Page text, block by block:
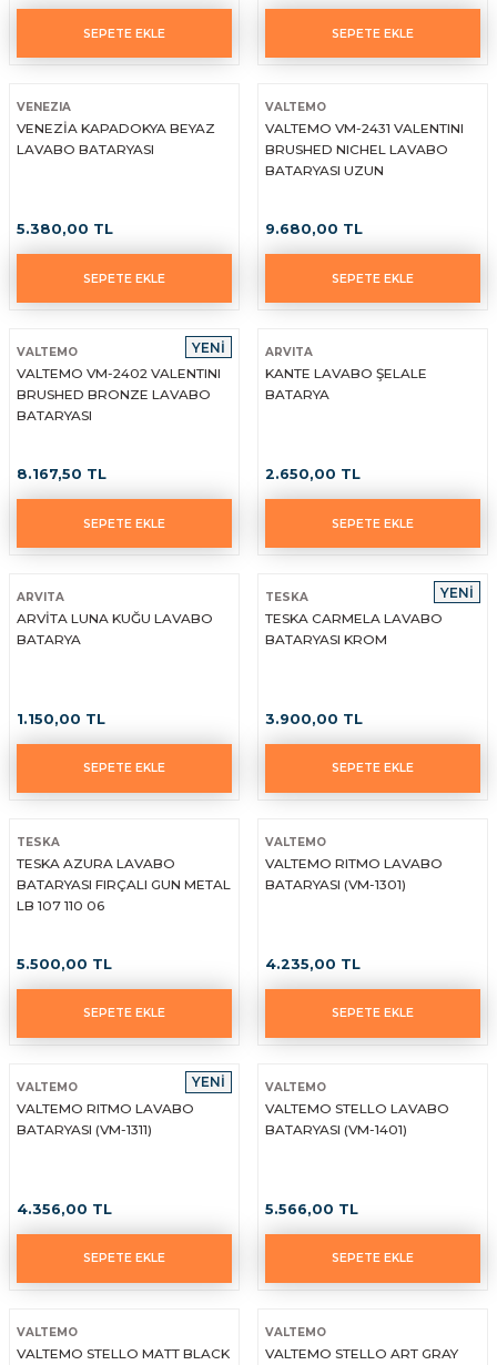
SEPETE EKLE SEPETE EKLE
VENEZIA
VENEZİA KAPADOKYA BEYAZ
LAVABO BATARYASI
5.380,00 TL
SEPETE EKLE
VALTEMO
VALTEMO VM-2431 VALENTINI
BRUSHED NICHEL LAVABO
BATARYASI UZUN
9.680,00 TL
SEPETE EKLE
YENİ
VALTEMO
VALTEMO VM-2402 VALENTINI
BRUSHED BRONZE LAVABO
BATARYASI
8.167,50 TL
SEPETE EKLE
ARVITA
KANTE LAVABO ŞELALE
BATARYA
2.650,00 TL
SEPETE EKLE
ARVITA
ARVİTA LUNA KUĞU LAVABO
BATARYA
1.150,00 TL
SEPETE EKLE
YENİ
TESKA
TESKA CARMELA LAVABO
BATARYASI KROM
3.900,00 TL
SEPETE EKLE
TESKA
TESKA AZURA LAVABO
BATARYASI FIRÇALI GUN METAL
LB 107 110 06
5.500,00 TL
SEPETE EKLE
VALTEMO
VALTEMO RITMO LAVABO
BATARYASI (VM-1301)
4.235,00 TL
SEPETE EKLE
YENİ
VALTEMO
VALTEMO RITMO LAVABO
BATARYASI (VM-1311)
4.356,00 TL
SEPETE EKLE
VALTEMO
VALTEMO STELLO LAVABO
BATARYASI (VM-1401)
5.566,00 TL
SEPETE EKLE
VALTEMO
VALTEMO STELLO MATT BLACK
VALTEMO
VALTEMO STELLO ART GRAY